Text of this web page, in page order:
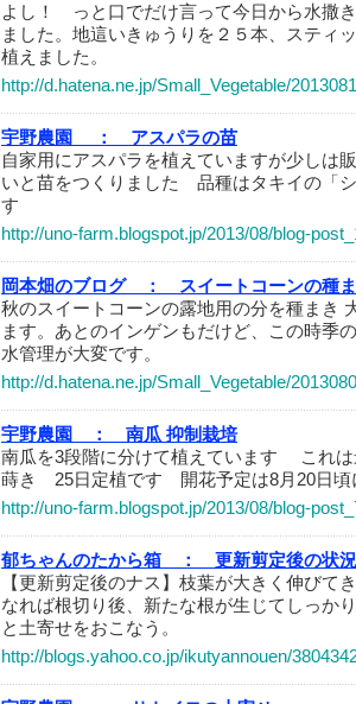
よし！ っと口でだけ言って今日から水撒
ました。地這いきゅうりを２５本、スティ
植えました。
http://d.hatena.ne.jp/Small_Vegetable/
宇野農園 ：
アスパラの苗
自家用にアスパラを植えていますが少しは
いと苗をつくりました 品種はタキイの「
す
http://uno-farm.blogspot.jp/2013/08/blog-
岡本畑のブログ ：
スイートコーンの種
秋のスイートコーンの露地用の分を種まき
ます。あとのインゲンもだけど、この時季
水管理が大変です。
http://d.hatena.ne.jp/Small_Vegetable/
宇野農園 ：
南瓜 抑制栽培
南瓜を3段階に分けて植えています これは
蒔き 25日定植です 開花予定は8月20日頃
http://uno-farm.blogspot.jp/2013/08/blog-
郁ちゃんのたから箱 ：
更新剪定後の状況
【更新剪定後のナス】枝葉が大きく伸びて
なれば根切り後、新たな根が生じてしっか
と土寄せをおこなう。
http://blogs.yahoo.co.jp/ikutyannouen/